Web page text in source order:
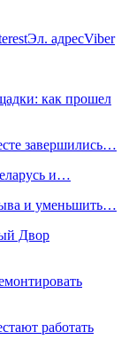
Эл. адресViber
как прошел
завершились…
и…
и уменьшить…
Двор
работать